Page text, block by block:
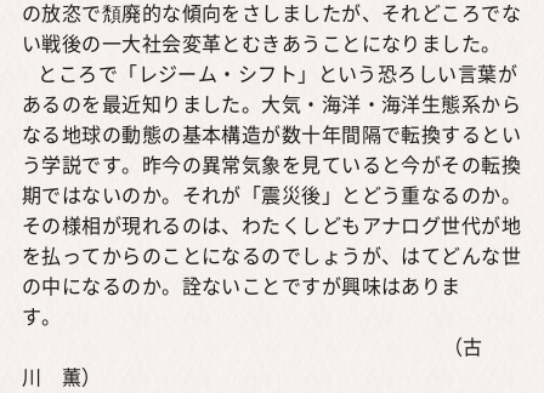
の放恣で頽廃的な傾向をさしましたが、それどころでな
い戦後の一大社会変革とむきあうことになりました。
ところで「レジーム・シフト」という恐ろしい言葉が
あるのを最近知りました。大気・海洋・海洋生態系から
なる地球の動態の基本構造が数十年間隔で転換するとい
う学説です。昨今の異常気象を見ていると今がその転換
期ではないのか。それが「震災後」とどう重なるのか。
その様相が現れるのは、わたくしどもアナログ世代が地
を払ってからのことになるのでしょうが、はてどんな世
の中になるのか。詮ないことですが興味はありま
す。
（古
川 薫）